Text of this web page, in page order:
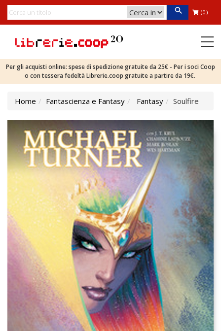
(0)
Per gli acquisti online: spese di spedizione gratuite da 25€ - Per i soci Coop
o con tessera fedeltà Librerie.coop gratuite a partire da 19€.
Home Fantascienza e Fantasy Fantasy Soulfire